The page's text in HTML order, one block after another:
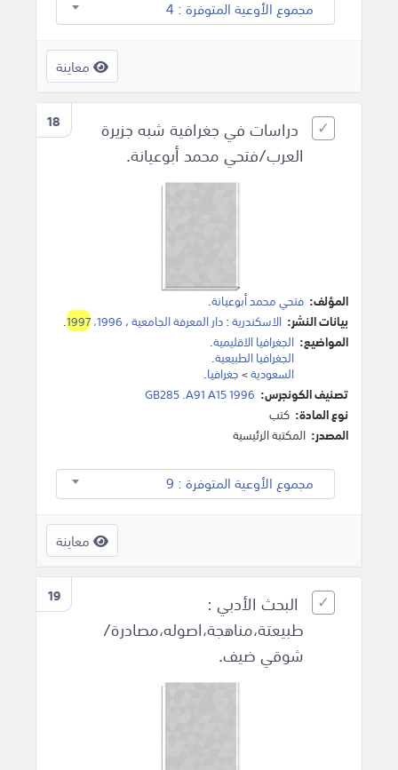
مجموع الأوعية المتوفرة : 4
معاينة
18
دراسات في جغرافية شبه جزيرة
العرب/فتحي محمد أبوعيانة.
المؤلف: فتحي محمد أبوعيانة.
بيانات النشر: الاسكندرية:دار المعرفة الجامعية، 1996، 1997
.
المواضيع: الجغرافيا الاقليمية.
الجغرافيا الطبيعية.
السعودية>جغرافيا.
تصنيف الكونجرس: GB285 .A91 A15 1996
نوع المادة: كتب
المصدر: المكتبة الرئيسية
مجموع الأوعية المتوفرة : 9
معاينة
19
البحث الأدبي :
طبيعتة،مناهجة،اصوله،مصادرة/
شوقي ضيف.